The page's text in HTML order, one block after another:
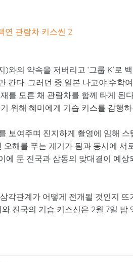
의 약속을 저버리고 ‘그룹 K’로
간다. 그러던 중 일본 나고야 수학
를 모른 채 관람차를 함께 타게 된
위해 혜미에게 기습 키스를 감행하
보여주며 진지하게 촬영에 임해 스
해를 푸는 계기가 됨과 동시에 서
에 둔 진국과 삼동의 맞대결이 예상
각관계가 어떻게 전개될 것인지 뜨
진국의 기습 키스신은 2월 7일 밤